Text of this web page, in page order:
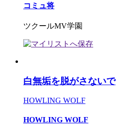
コミュ将
ツクールMV学園
白無垢を脱がさないで
HOWLING WOLF
HOWLING WOLF